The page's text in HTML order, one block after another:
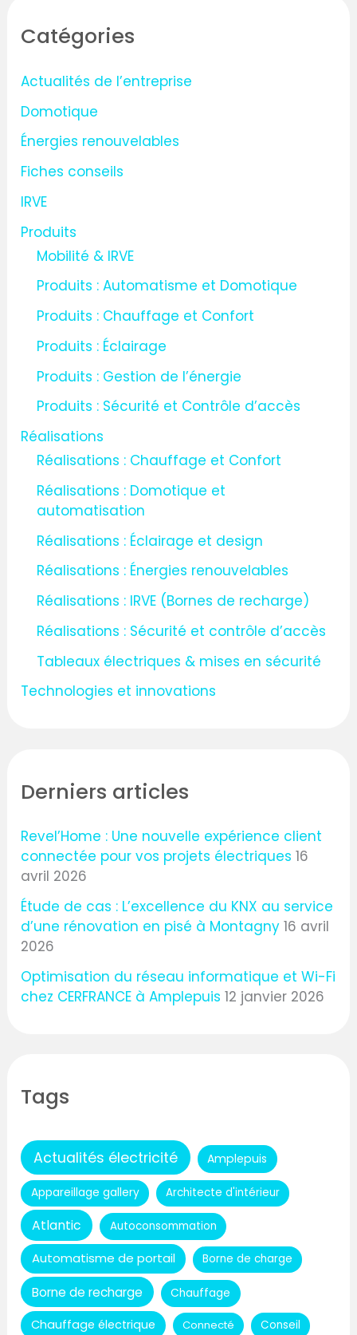
e
c
h
e
r
:
Catégories
Actualités de l’entreprise
Domotique
Énergies renouvelables
Fiches conseils
IRVE
Produits
Mobilité & IRVE
Produits : Automatisme et Domotique
Produits : Chauffage et Confort
Produits : Éclairage
Produits : Gestion de l’énergie
Produits : Sécurité et Contrôle d’accès
Réalisations
Réalisations : Chauffage et Confort
Réalisations : Domotique et
automatisation
Réalisations : Éclairage et design
Réalisations : Énergies renouvelables
Réalisations : IRVE (Bornes de recharge)
Réalisations : Sécurité et contrôle d’accès
Tableaux électriques & mises en sécurité
Technologies et innovations
Derniers articles
Revel’Home : Une nouvelle expérience client
connectée pour vos projets électriques 16
avril 2026
Étude de cas : L’excellence du KNX au service
d’une rénovation en pisé à Montagny 16 avril
2026
Optimisation du réseau informatique et Wi-Fi
chez CERFRANCE à Amplepuis 12 janvier 2026
Tags
Actualités électricité Amplepuis
Appareillage gallery Architecte d'intérieur
Atlantic Autoconsommation
Automatisme de portail Borne de charge
Borne de recharge Chauffage
Chauffage électrique Connecté Conseil